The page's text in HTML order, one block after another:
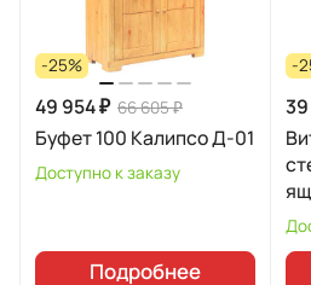
-25%
49 954 ₽ 66 605 ₽
Буфет 100 Калипсо Д-01
Доступно к заказу
Подробнее
-
39